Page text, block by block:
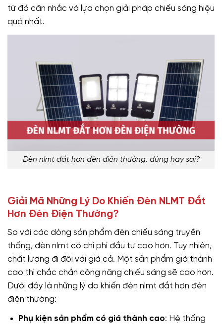
từ đó cân nhắc và lựa chọn giải pháp chiếu sáng hiệu
quả nhất.
Đèn nlmt đắt hơn đèn điện thường, đúng hay sai?
Giải Mã Những Lý Do Khiến Đèn NLMT Đắt
Hơn Đèn Điện Thường?
So với các dòng sản phẩm đèn chiếu sáng truyền
thống, đèn nlmt có chi phí đầu tư cao hơn. Tuy nhiên,
chất lượng đi đôi với giá cả. Một sản phẩm giá thành
cao thì chắc chắn công năng chiếu sáng sẽ cao hơn.
Dưới đây là những lý do khiến đèn nlmt đắt hơn đèn
điện thường:
Phụ kiện sản phẩm có giá thành cao: Hệ thống